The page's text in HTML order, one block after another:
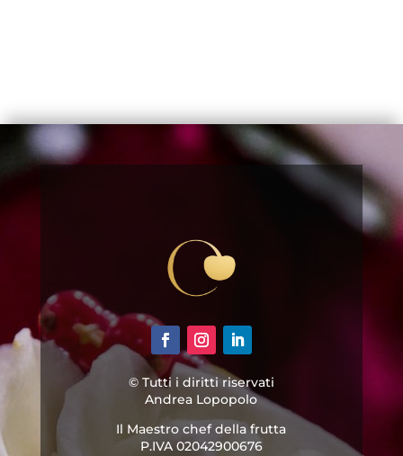
© Tutti i diritti riservati
Andrea Lopopolo
Il Maestro chef della frutta
P.IVA 02042900676